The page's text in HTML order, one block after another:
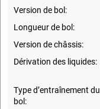
Version de bol:
Longueur de bol:
Version de châssis:
Dérivation des liquides:
Type d’entraînement du
bol: